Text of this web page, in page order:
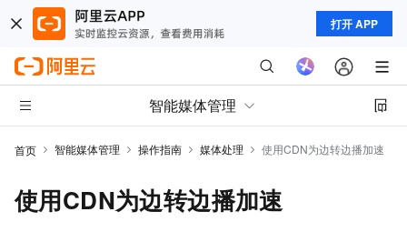
打开 APP
智能媒体管理
首页 智能媒体管理 操作指南 媒体处理 使用CDN为边转边播加速
使用CDN为边转边播加速